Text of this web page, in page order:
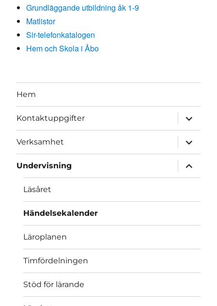
Grundläggande utbildning åk 1-9
Matlistor
Sir-telefonkatalogen
Hem och Skola i Åbo
Hem
Kontaktuppgifter
expand
child
menu
Verksamhet
expand
child
menu
Undervisning
expand
child
menu
Läsåret
Händelsekalender
Läroplanen
Timfördelningen
Stöd för lärande